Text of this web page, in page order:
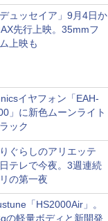
デュッセイア」9月4日か
先行上映。35mmフ
上映も
イヤフォン「EAH-
」に新色ムーンライト
ック
りぐらしのアリエッテ
テレで今夜。3週連続
の第一夜
「HS2000Air」。
の軽量ボディと新開発